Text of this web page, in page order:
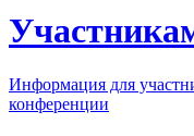
Информация для
конференции